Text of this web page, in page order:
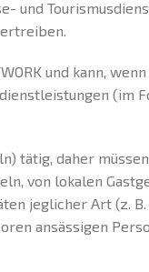
und
und kann,
(im
tätig, daher
von lokalen
jeglicher Art (z.
ansässigen